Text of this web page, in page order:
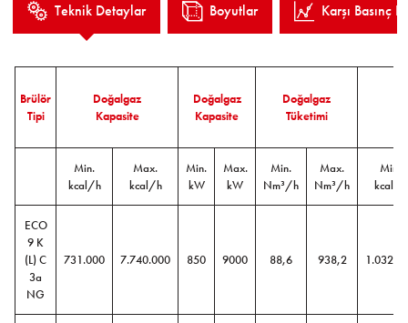
Teknik Detaylar Boyutlar Karşı Basınç
Brülör
Tipi
Doğalgaz
Kapasite
Doğalgaz
Kapasite
Doğalgaz
Tüketimi
Min.
kcal/h
Max.
kcal/h
Min.
kW
Max.
kW
Min.
Nm³/h
Max.
Nm³/h
Min.
kcal/h
ECO
9 K
(L) C
3a
NG
731.000 7.740.000 850 9000 88,6 938,2